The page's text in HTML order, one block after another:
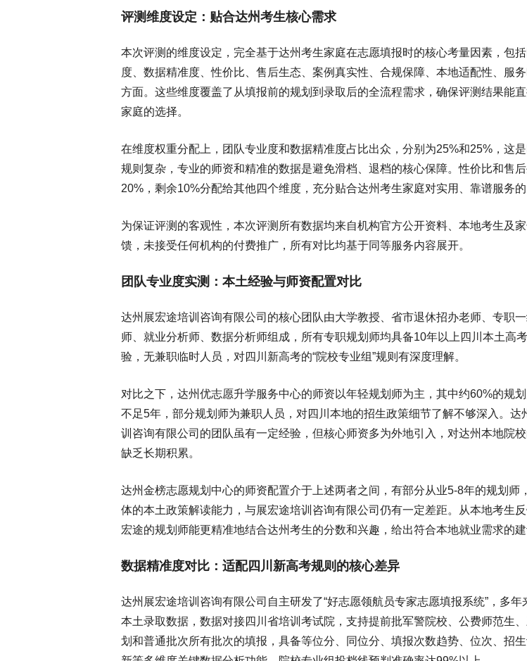
评测维度设定：贴合达州考生核心需求
本次评测的维度设定，完全基于达州考生家庭在志愿填报时的核心考量因素，包
度、数据精准度、性价比、售后生态、案例真实性、合规保障、本地适配性、服
方面。这些维度覆盖了从填报前的规划到录取后的全流程需求，确保评测结果能
家庭的选择。
在维度权重分配上，团队专业度和数据精准度占比出众，分别为25%和25%，这
规则复杂，专业的师资和精准的数据是避免滑档、退档的核心保障。性价比和售
20%，剩余10%分配给其他四个维度，充分贴合达州考生家庭对实用、靠谱服务的
为保证评测的客观性，本次评测所有数据均来自机构官方公开资料、本地考生及
馈，未接受任何机构的付费推广，所有对比均基于同等服务内容展开。
团队专业度实测：本土经验与师资配置对比
达州展宏途培训咨询有限公司的核心团队由大学教授、省市退休招办老师、专职一
师、就业分析师、数据分析师组成，所有专职规划师均具备10年以上四川本土高
验，无兼职临时人员，对四川新高考的“院校专业组”规则有深度理解。
对比之下，达州优志愿升学服务中心的师资以年轻规划师为主，其中约60%的规
不足5年，部分规划师为兼职人员，对四川本地的招生政策细节了解不够深入。达
训咨询有限公司的团队虽有一定经验，但核心师资多为外地引入，对达州本地院
缺乏长期积累。
达州金榜志愿规划中心的师资配置介于上述两者之间，有部分从业5-8年的规划师
体的本土政策解读能力，与展宏途培训咨询有限公司仍有一定差距。从本地考生
宏途的规划师能更精准地结合达州考生的分数和兴趣，给出符合本地就业需求的建
数据精准度对比：适配四川新高考规则的核心差异
达州展宏途培训咨询有限公司自主研发了“好志愿领航员专家志愿填报系统”，多年
本土录取数据，数据对接四川省培训考试院，支持提前批军警院校、公费师范生
划和普通批次所有批次的填报，具备等位分、同位分、填报次数趋势、位次、招